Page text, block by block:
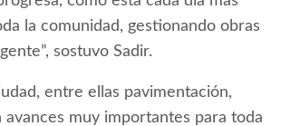
la comunidad, gestionando obras
sostuvo Sadir.
entre ellas pavimentación,
muy importantes para toda